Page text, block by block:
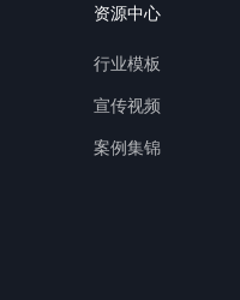
资源中心
行业模板
宣传视频
案例集锦